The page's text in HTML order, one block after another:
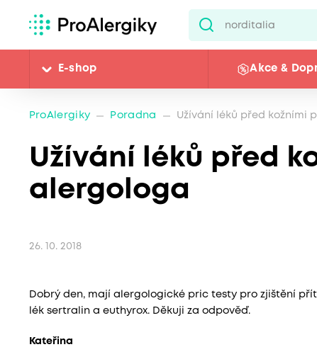
E-shop Akce &
ProAlergiky Poradna Užívání léků před kožními
Užívání léků před
alergologa
26. 10. 2018
Dobrý den, mají alergologické pric testy pro zjištění
lék sertralin a euthyrox. Děkuji za odpověď.
Kateřina